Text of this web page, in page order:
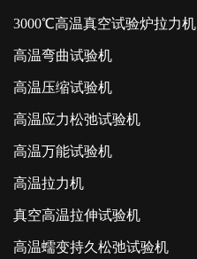
3000℃高温真空试验炉拉力机
高温弯曲试验机
高温压缩试验机
高温应力松弛试验机
高温万能试验机
高温拉力机
真空高温拉伸试验机
高温蠕变持久松弛试验机